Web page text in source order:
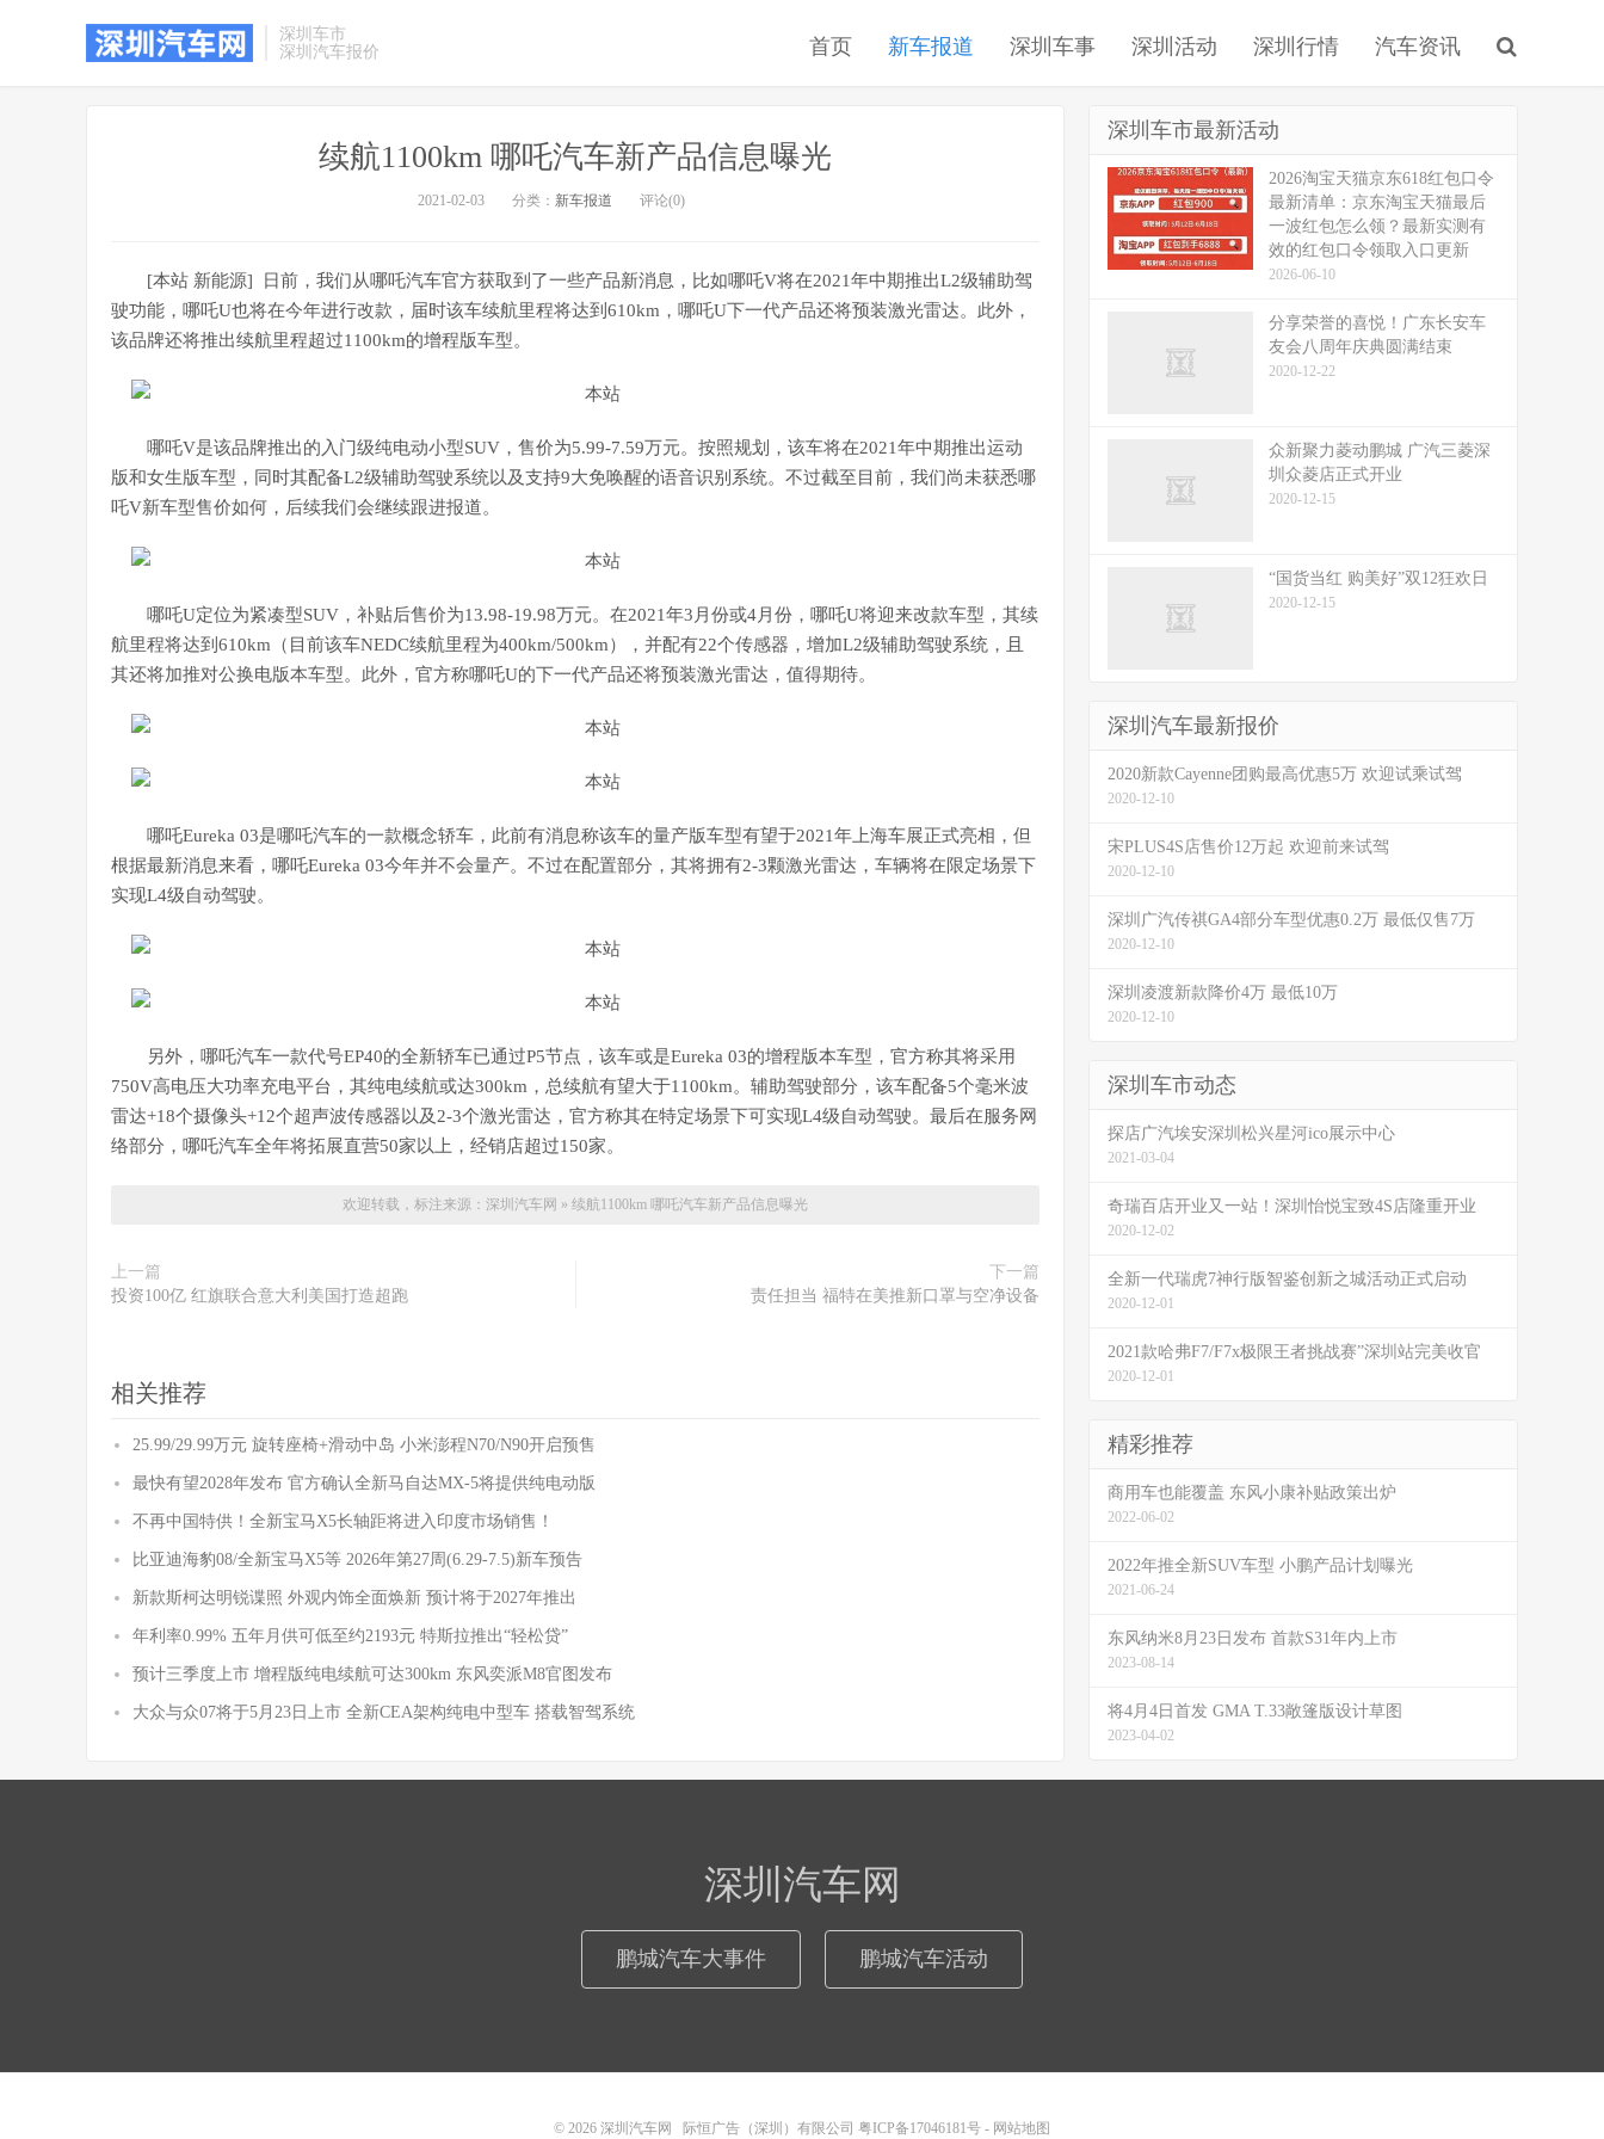
深圳车市
深圳汽车报价
首页 新车报道 深圳车事 深圳活动 深圳行情 汽车资讯
续航1100km 哪吒汽车新产品信息曝光
2021-02-03 分类： 新车报道 评论(0)
[本站 新能源] 日前，我们从哪吒汽车官方获取到了一些产品新消息，比如哪吒V将在2021年中期推出L2级辅助驾
驶功能，哪吒U也将在今年进行改款，届时该车续航里程将达到610km，哪吒U下一代产品还将预装激光雷达。此外，
该品牌还将推出续航里程超过1100km的增程版车型。
哪吒V是该品牌推出的入门级纯电动小型SUV，售价为5.99-7.59万元。按照规划，该车将在2021年中期推出运动
版和女生版车型，同时其配备L2级辅助驾驶系统以及支持9大免唤醒的语音识别系统。不过截至目前，我们尚未获悉哪
吒V新车型售价如何，后续我们会继续跟进报道。
哪吒U定位为紧凑型SUV，补贴后售价为13.98-19.98万元。在2021年3月份或4月份，哪吒U将迎来改款车型，其续
航里程将达到610km（目前该车NEDC续航里程为400km/500km），并配有22个传感器，增加L2级辅助驾驶系统，且
其还将加推对公换电版本车型。此外，官方称哪吒U的下一代产品还将预装激光雷达，值得期待。
哪吒Eureka 03是哪吒汽车的一款概念轿车，此前有消息称该车的量产版车型有望于2021年上海车展正式亮相，但
根据最新消息来看，哪吒Eureka 03今年并不会量产。不过在配置部分，其将拥有2-3颗激光雷达，车辆将在限定场景下
实现L4级自动驾驶。
另外，哪吒汽车一款代号EP40的全新轿车已通过P5节点，该车或是Eureka 03的增程版本车型，官方称其将采用
750V高电压大功率充电平台，其纯电续航或达300km，总续航有望大于1100km。辅助驾驶部分，该车配备5个毫米波
雷达+18个摄像头+12个超声波传感器以及2-3个激光雷达，官方称其在特定场景下可实现L4级自动驾驶。最后在服务网
络部分，哪吒汽车全年将拓展直营50家以上，经销店超过150家。
欢迎转载，标注来源： 深圳汽车网 » 续航1100km 哪吒汽车新产品信息曝光
上一篇
投资100亿 红旗联合意大利美国打造超跑
下一篇
责任担当 福特在美推新口罩与空净设备
相关推荐
25.99/29.99万元 旋转座椅+滑动中岛 小米澎程N70/N90开启预售
最快有望2028年发布 官方确认全新马自达MX-5将提供纯电动版
不再中国特供！全新宝马X5长轴距将进入印度市场销售！
比亚迪海豹08/全新宝马X5等 2026年第27周(6.29-7.5)新车预告
新款斯柯达明锐谍照 外观内饰全面焕新 预计将于2027年推出
年利率0.99% 五年月供可低至约2193元 特斯拉推出“轻松贷”
预计三季度上市 增程版纯电续航可达300km 东风奕派M8官图发布
大众与众07将于5月23日上市 全新CEA架构纯电中型车 搭载智驾系统
深圳车市最新活动
2026淘宝天猫京东618红包口令
最新清单：京东淘宝天猫最后
一波红包怎么领？最新实测有
效的红包口令领取入口更新
2026-06-10
分享荣誉的喜悦！广东长安车
友会八周年庆典圆满结束
2020-12-22
众新聚力菱动鹏城 广汽三菱深
圳众菱店正式开业
2020-12-15
“国货当红 购美好”双12狂欢日
2020-12-15
深圳汽车最新报价
2020新款Cayenne团购最高优惠5万 欢迎试乘试驾
2020-12-10
宋PLUS4S店售价12万起 欢迎前来试驾
2020-12-10
深圳广汽传祺GA4部分车型优惠0.2万 最低仅售7万
2020-12-10
深圳凌渡新款降价4万 最低10万
2020-12-10
深圳车市动态
探店广汽埃安深圳松兴星河ico展示中心
2021-03-04
奇瑞百店开业又一站！深圳怡悦宝致4S店隆重开业
2020-12-02
全新一代瑞虎7神行版智鉴创新之城活动正式启动
2020-12-01
2021款哈弗F7/F7x极限王者挑战赛”深圳站完美收官
2020-12-01
精彩推荐
商用车也能覆盖 东风小康补贴政策出炉
2022-06-02
2022年推全新SUV车型 小鹏产品计划曝光
2021-06-24
东风纳米8月23日发布 首款S31年内上市
2023-08-14
将4月4日首发 GMA T.33敞篷版设计草图
2023-04-02
深圳汽车网
鹏城汽车大事件 鹏城汽车活动
© 2026 深圳汽车网 际恒广告（深圳）有限公司 粤ICP备17046181号 - 网站地图